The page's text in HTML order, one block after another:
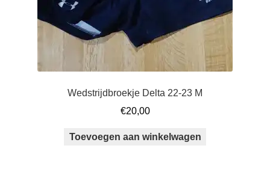
Wedstrijdbroekje Delta 22-23 M
€20,00
Toevoegen aan winkelwagen